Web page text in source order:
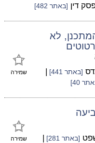
דין [באתר 482]
לא
שמירה [באתר 441]
|
40]
שמירה [באתר 281]
|